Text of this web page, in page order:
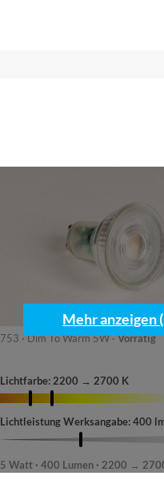
753 · Dim To Warm 5W ·Vorrätig
Lichtfarbe: 2200 → 2700 K
Lichtleistung Werksangabe: 400
5 Watt · 400 Lumen · 2200 →